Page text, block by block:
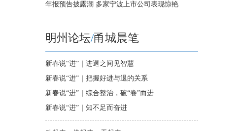
年报预告披露潮 多家宁波上市公司表现惊艳
明州论坛/甬城晨笔
新春说“进”｜进退之间见智慧
新春说“进”｜把握好进与退的关系
新春说“进”｜综合整治，破“卷”而进
新春说“进”｜知不足而奋进